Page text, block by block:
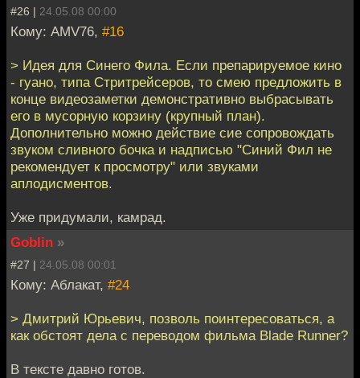
#26 | 24.05.08 00:00
Кому: AMV76, #16
> Идея для Синего Фила. Если препарируемое кино
- гуано, типа Стритрейсеров, то смею предложить в
конце видеозаметки демонстративно выбрасывать
его в мусорную корзину (крупный план).
Дополнительно можно действие сие сопровождать
звуком сливного бочка и надписью "Синий Фил не
рекомендует к просмотру" или звуками
аплодисментов.
Уже придумали, камрад.
Goblin »
#27 | 24.05.08 00:01
Кому: Аблакат, #24
> Дмитрий Юрьевич, позволь поинтересоваться, а
как обстоят дела с переводом фильма Blade Runner?
В тексте давно готов.